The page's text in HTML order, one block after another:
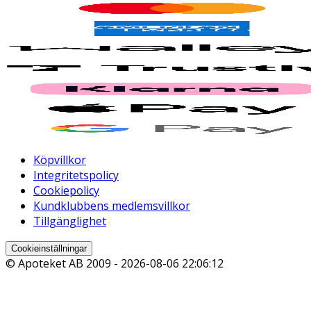
Köpvillkor
Integritetspolicy
Cookiepolicy
Kundklubbens medlemsvillkor
Tillgänglighet
Cookieinställningar
© Apoteket AB 2009 - 2026-08-06 22:06:12